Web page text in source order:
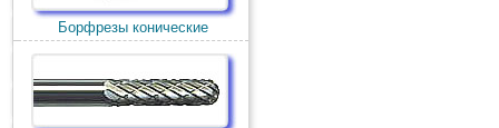
Борфрезы конические